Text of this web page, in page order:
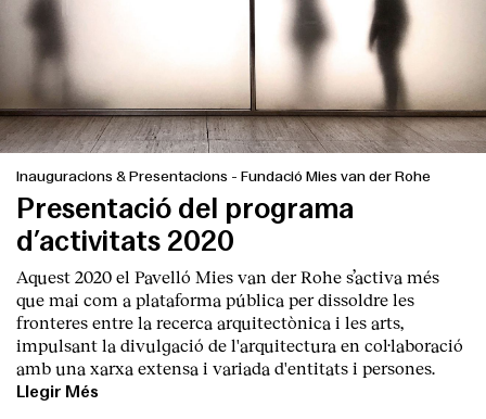
Inauguracions & Presentacions - Fundació Mies van der Rohe
Presentació del programa
d’activitats 2020
Aquest 2020 el Pavelló Mies van der Rohe s’activa més
que mai com a plataforma pública per dissoldre les
fronteres entre la recerca arquitectònica i les arts,
impulsant la divulgació de l'arquitectura en col·laboració
amb una xarxa extensa i variada d'entitats i persones.
Llegir Més